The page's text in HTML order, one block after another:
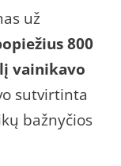
už
800
vainikavo
sutvirtinta
bažnyčios